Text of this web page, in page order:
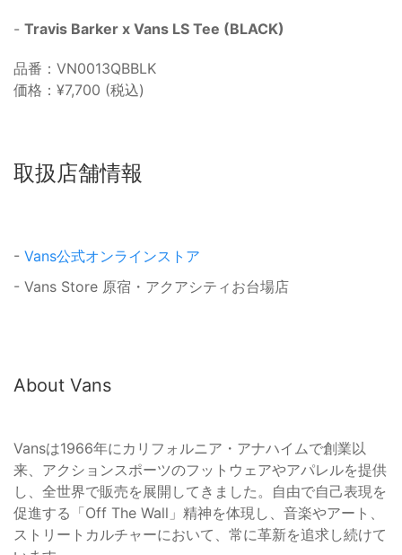
- Travis Barker x Vans LS Tee (BLACK)
品番：VN0013QBBLK
価格：¥7,700 (税込)
取扱店舗情報
- Vans公式オンラインストア
- Vans Store 原宿・アクアシティお台場店
About Vans
Vansは1966年にカリフォルニア・アナハイムで創業以
来、アクションスポーツのフットウェアやアパレルを提供
し、全世界で販売を展開してきました。自由で自己表現を
促進する「Off The Wall」精神を体現し、音楽やアート、
ストリートカルチャーにおいて、常に革新を追求し続けて